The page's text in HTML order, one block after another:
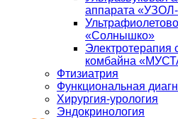
аппарата
«Солнышко»
Электротерапия
комбайна
Фтизиатрия
Функциональная
Хирургия-урология
Эндокринология